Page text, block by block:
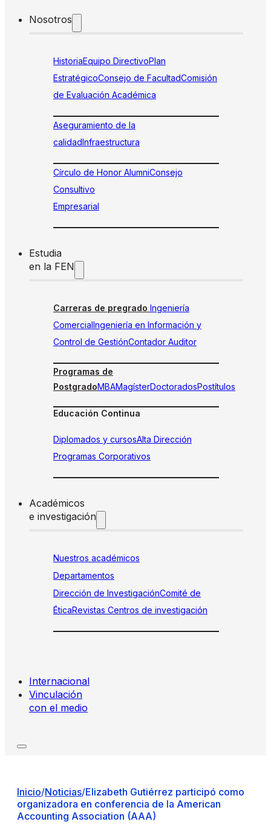
Nosotros
HistoriaEquipo DirectivoPlan
EstratégicoConsejo de FacultadComisión
de Evaluación Académica
Aseguramiento de la
calidadInfraestructura
Círculo de Honor AlumniConsejo
Consultivo
Empresarial
Estudia
en la FEN
Carreras de pregrado Ingeniería
ComercialIngeniería en Información y
Control de GestiónContador Auditor
Programas de
PostgradoMBAMagísterDoctoradosPostítulos
Educación Continua
Diplomados y cursosAlta Dirección
Programas Corporativos
Académicos
e investigación
Nuestros académicos
Departamentos
Dirección de InvestigaciónComité de
ÉticaRevistas Centros de investigación
Internacional
Vinculación
con el medio
Inicio/Noticias/Elizabeth Gutiérrez participó como
organizadora en conferencia de la American
Accounting Association (AAA)